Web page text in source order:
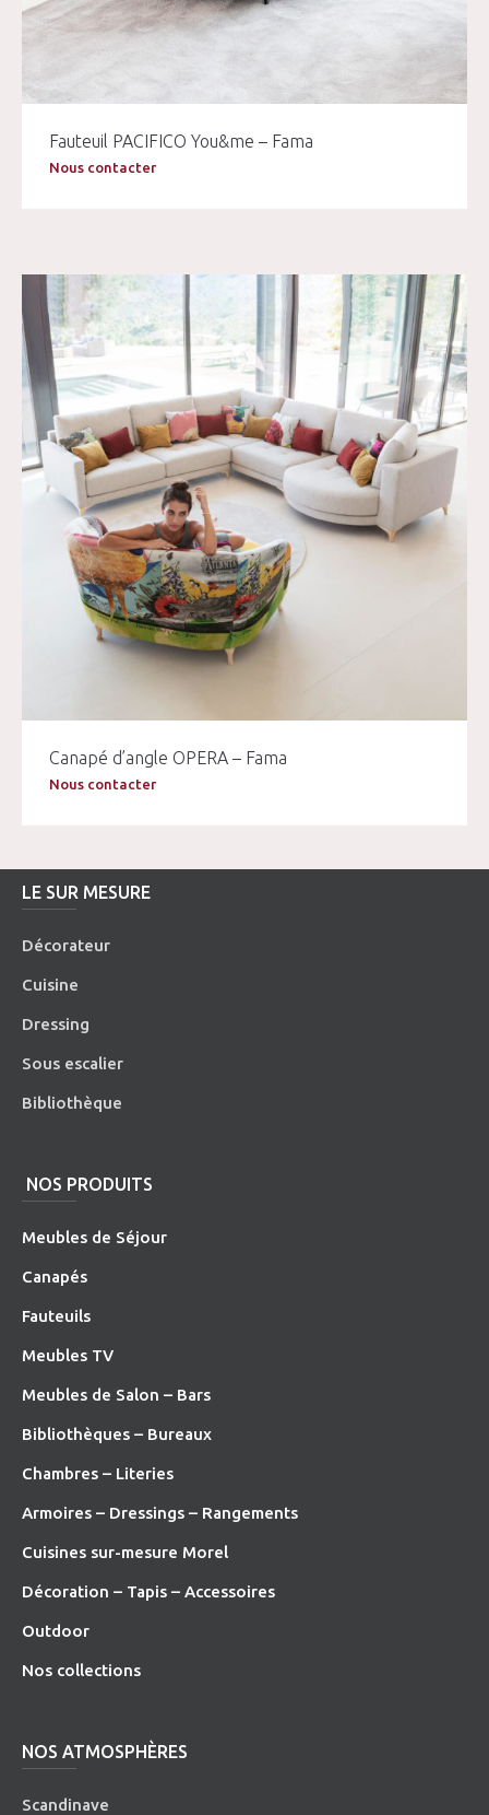
Fauteuil PACIFICO You&me – Fama
Nous contacter
Canapé d’angle OPERA – Fama
Nous contacter
LE SUR MESURE
Décorateur
Cuisine
Dressing
Sous escalier
Bibliothèque
NOS PRODUITS
Meubles de Séjour
Canapés
Fauteuils
Meubles TV
Meubles de Salon – Bars
Bibliothèques – Bureaux
Chambres – Literies
Armoires – Dressings – Rangements
Cuisines sur-mesure Morel
Décoration – Tapis – Accessoires
Outdoor
Nos collections
NOS ATMOSPHÈRES
Scandinave